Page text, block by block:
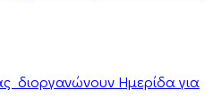
διοργανώνουν Ημερίδα για